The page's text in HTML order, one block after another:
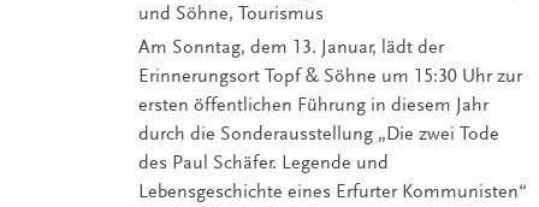
und Söhne, Tourismus
Am Sonntag, dem 13. Januar, lädt der
Erinnerungsort Topf & Söhne um 15:30 Uhr zur
ersten öffentlichen Führung in diesem Jahr
durch die Sonderausstellung „Die zwei Tode
des Paul Schäfer. Legende und
Lebensgeschichte eines Erfurter Kommunisten“